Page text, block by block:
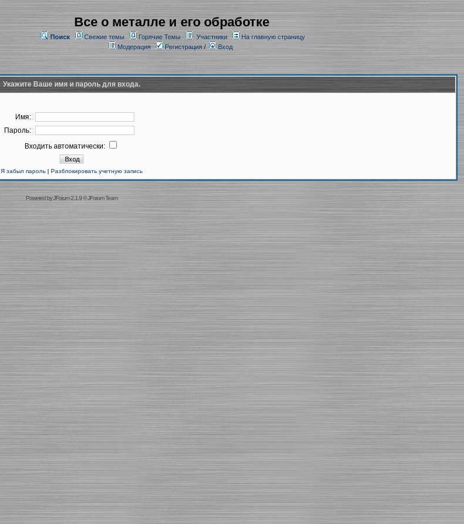
Все о металле и его обработке
Поиск Свежие темы Горячие Темы Участники
На главную страницу
Модерация
Регистрация/ Вход
Укажите Ваше имя и пароль для входа.
Имя:
Пароль:
Входить автоматически:
Я забыл пароль| Разблокировать учетную запись
Powered byJForum 2.1.9©JForum Team